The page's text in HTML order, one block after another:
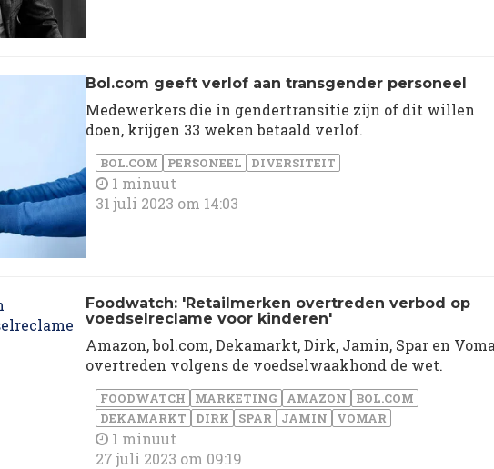
Bol.com geeft verlof aan transgender personeel
Medewerkers die in gendertransitie zijn of dit willen
doen, krijgen 33 weken betaald verlof.
BOL.COM PERSONEEL DIVERSITEIT
1 minuut
31 juli 2023 om 14:03
Foodwatch: 'Retailmerken overtreden verbod op
voedselreclame voor kinderen'
Amazon, bol.com, Dekamarkt, Dirk, Jamin, Spar en
overtreden volgens de voedselwaakhond de wet.
FOODWATCH MARKETING AMAZON
BOL.COM
DEKAMARKT
DIRK SPAR JAMIN VOMAR
1 minuut
27 juli 2023 om 09:19